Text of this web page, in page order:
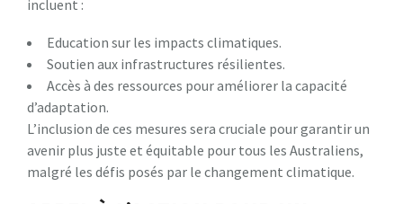
incluent :
Education sur les impacts climatiques.
Soutien aux infrastructures résilientes.
Accès à des ressources pour améliorer la capacité
d’adaptation.
L’inclusion de ces mesures sera cruciale pour garantir un
avenir plus juste et équitable pour tous les Australiens,
malgré les défis posés par le changement climatique.